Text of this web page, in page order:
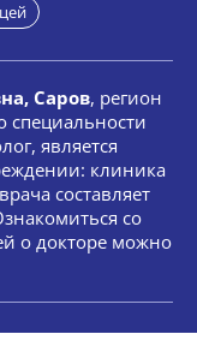
Саров, регион
специальности
является
клиника
составляет
со
о докторе можно